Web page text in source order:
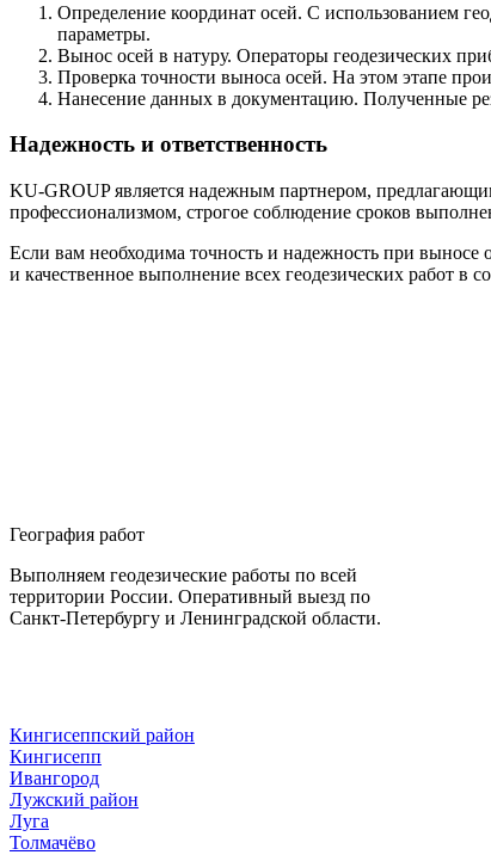
Определение координат осей. С использованием
параметры.
Вынос осей в натуру. Операторы геодезических
Проверка точности выноса осей. На этом этапе
Нанесение данных в документацию. Полученные
Надежность и ответственность
KU-GROUP является надежным партнером,
профессионализмом, строгое соблюдение сроков
Если вам необходима точность и надежность при
и качественное выполнение всех геодезических работ в
География работ
Выполняем геодезические работы по всей
территории России. Оперативный выезд по
Санкт-Петербургу и Ленинградской области.
Кингисеппский район
Кингисепп
Ивангород
Лужский район
Луга
Толмачёво